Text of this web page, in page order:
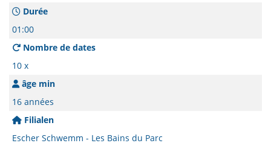
Durée
01:00
Nombre de dates
10 x
âge min
16 années
Filialen
Escher Schwemm - Les Bains du Parc